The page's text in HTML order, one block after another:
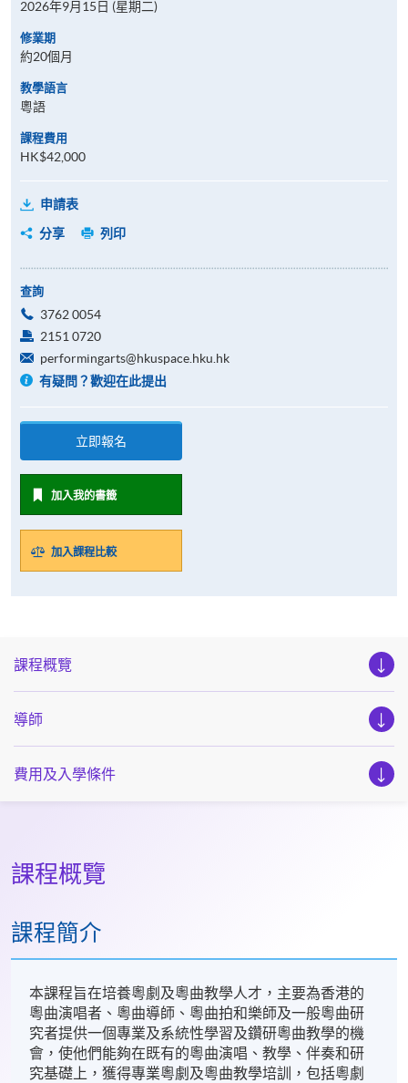
2026年9月15日 (星期二)
修業期
約20個月
教學語言
粵語
課程費用
HK$42,000
申請表
分享
列印
查詢
3762 0054
2151 0720
performingarts@hkuspace.hku.hk
有疑問？歡迎在此提出
立即報名
加入我的書籤
加入課程比較
課程概覽
導師
費用及入學條件
課程概覽
課程簡介
本課程旨在培養粵劇及粵曲教學人才，主要為香港的
粵曲演唱者、粵曲導師、粵曲拍和樂師及一般粵曲研
究者提供一個專業及系統性學習及鑽研粵曲教學的機
會，使他們能夠在既有的粵曲演唱、教學、伴奏和研
究基礎上，獲得專業粵劇及粵曲教學培訓，包括粵劇